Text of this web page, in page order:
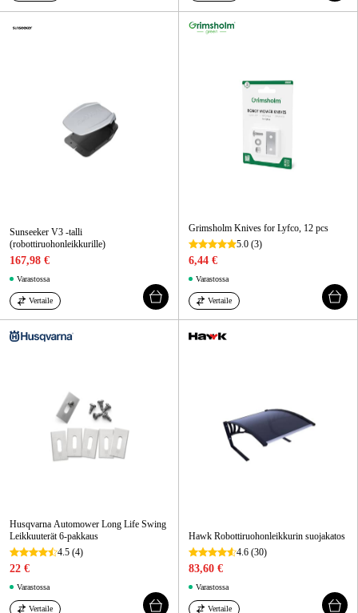
Sunseeker V3 -talli
(robottiruohonleikkurille)
167,98 €
Varastossa
Vertaile
Grimsholm Knives for Lyfco, 12 pcs
5.0 (3)
6,44 €
Varastossa
Vertaile
Husqvarna Automower Long Life Swing
Leikkuuterät 6-pakkaus
4.5 (4)
22 €
Varastossa
Vertaile
Hawk Robottiruohonleikkurin suojakatos
4.6 (30)
83,60 €
Varastossa
Vertaile